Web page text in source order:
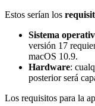
Estos serían los
Sistema
versión 17
macOS 10.9.
Hardware:
posterior será
Los requisitos para la